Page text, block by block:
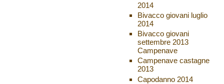
2014
Bivacco giovani luglio
2014
Bivacco giovani
settembre 2013
Campenave
Campenave castagne
2013
Capodanno 2014